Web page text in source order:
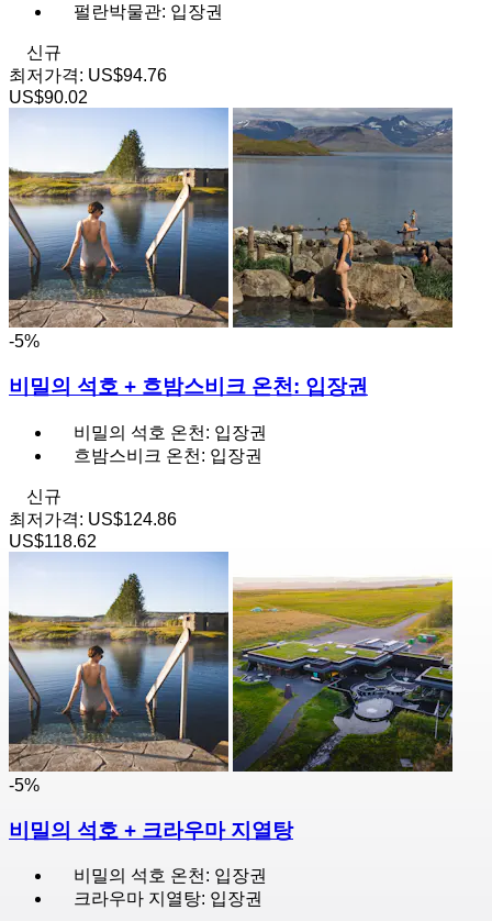
펄란박물관: 입장권
신규
최저가격: US$94.76
US$90.02
-5%
비밀의 석호 + 흐밤스비크 온천: 입장권
비밀의 석호 온천: 입장권
흐밤스비크 온천: 입장권
신규
최저가격: US$124.86
US$118.62
-5%
비밀의 석호 + 크라우마 지열탕
비밀의 석호 온천: 입장권
크라우마 지열탕: 입장권